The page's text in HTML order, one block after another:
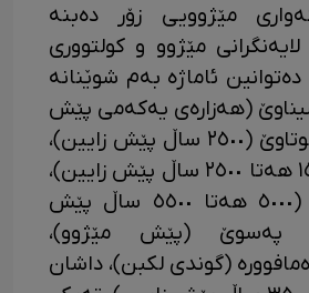
مێژوویی زۆر دەبنە
مێژوو و کولتووری
ئاماژە بەم شوێنانە
(ھەزارەی یەکەمی پێش
زایین)، قەڵاتی موتاوێ (٢٥٠٠ ساڵ پێش زایین)،
قەڵاتی شای (١٥٠٠ ھەتا ٢٥٠٠ ساڵ پێش زایین)،
قەڵای جەڵدیان (٥٠٠٠ ھەتا ٥٥٠٠ ساڵ پێش
پەسوێ (پێش مێژوو)،
(گوندی لکبن)، داشان